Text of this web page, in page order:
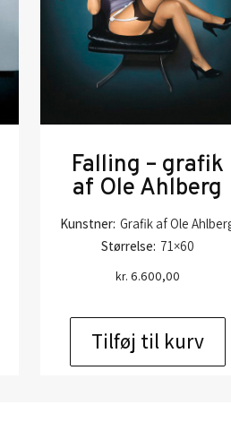
Falling – grafik
af Ole Ahlberg
Kunstner: Grafik af Ole
Størrelse: 71×60
kr. 6.600,00
Tilføj til kurv